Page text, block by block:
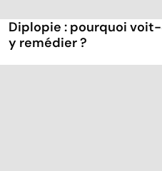
Diplopie : pourquoi
y remédier ?